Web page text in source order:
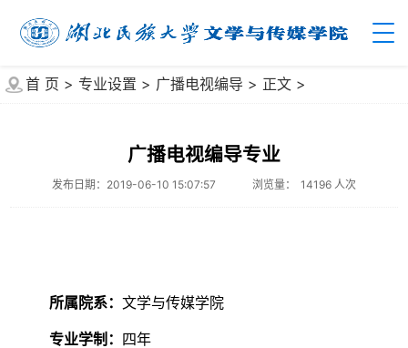
首 页 > 专业设置 > 广播电视编导 > 正文 >
广播电视编导专业
发布日期：2019-06-10 15:07:57 浏览量： 14196 人次
所属院系：文学与传媒学院
专业学制： 四年